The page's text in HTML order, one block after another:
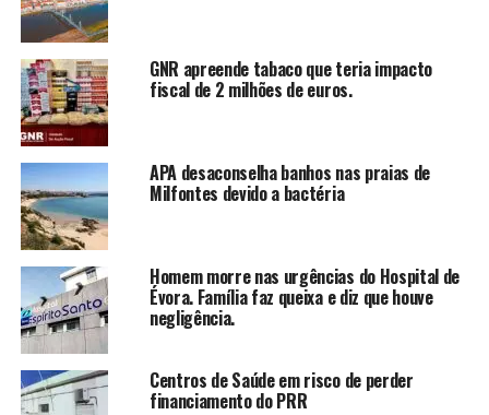
GNR apreende tabaco que teria impacto
fiscal de 2 milhões de euros.
APA desaconselha banhos nas praias de
Milfontes devido a bactéria
Homem morre nas urgências do Hospital de
Évora. Família faz queixa e diz que houve
negligência.
Centros de Saúde em risco de perder
financiamento do PRR